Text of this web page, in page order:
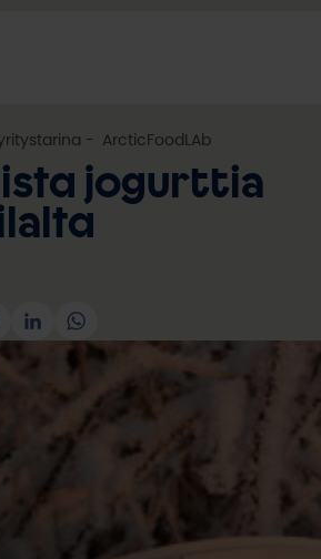
ArcticFoodLAb
jogurttia
LinkedInWhatsApp